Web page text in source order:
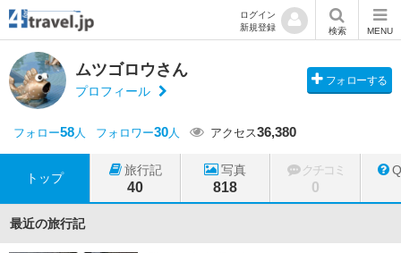
ログイン
新規登録
検索 MENU
ムツゴロウさん
プロフィール
フォローする
フォロー58人 フォロワー30人 アクセス36,380
トップ
旅行記
40
写真
818
クチコミ
0
最近の旅行記